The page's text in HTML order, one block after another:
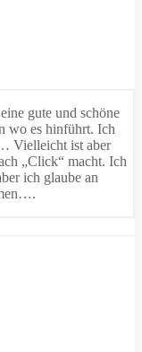
gute und schöne
wo es hinführt. Ich
Vielleicht ist aber
„Click“ macht. Ich
ich glaube an